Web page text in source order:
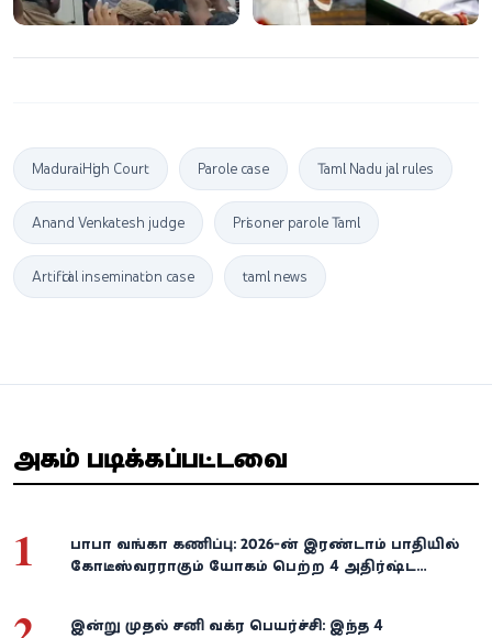
Madurai High Court Parole case Tamil Nadu jail rules
Anand Venkatesh judge Prisoner parole Tamil
Artificial insemination case tamil news
அதிகம் படிக்கப்பட்டவை
1
பாபா வங்கா கணிப்பு: 2026-ன் இரண்டாம் பாதியில்
கோடீஸ்வரராகும் யோகம் பெற்ற 4 அதிர்ஷ்ட
இன்று முதல் சனி வக்ர பெயர்ச்சி: இந்த 4